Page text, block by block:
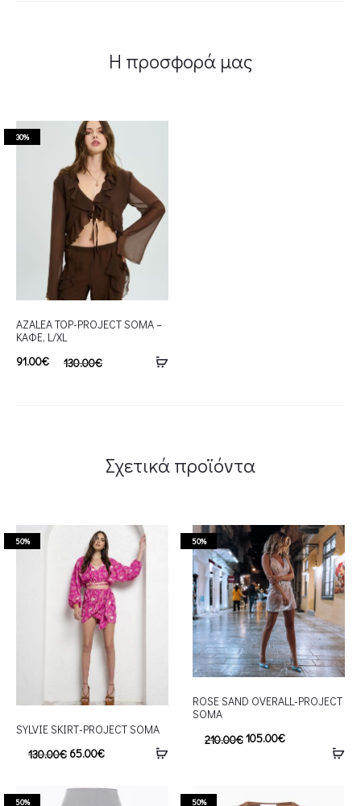
Η προσφορά μας
30%
AZALEA TOP-PROJECT SOMA –
ΚΑΦΕ, L/XL
130.00€
91.00€
Σχετικά προϊόντα
50%
SYLVIE SKIRT-PROJECT SOMA
130.00€ 65.00€
50%
ROSE SAND OVERALL-PROJECT
SOMA
210.00€105.00€
50% 50%